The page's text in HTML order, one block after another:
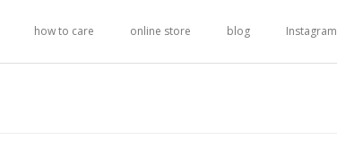
how to care online store blog Instagram